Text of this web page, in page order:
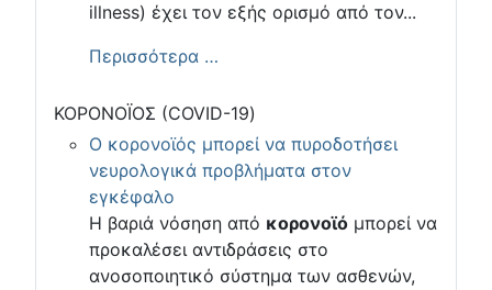
illness) έχει τον εξής ορισμό από τον...
Περισσότερα …
ΚΟΡΟΝΟΪΟΣ (COVID-19)
Ο κορονοϊός μπορεί να πυροδοτήσει
νευρολογικά προβλήματα στον
εγκέφαλο
Η βαριά νόσηση από κορονοϊό μπορεί να
προκαλέσει αντιδράσεις στο
ανοσοποιητικό σύστημα των ασθενών,